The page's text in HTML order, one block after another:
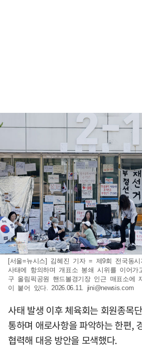
[서울=뉴시스] 김혜진 기자 = 제9회 전국동
사태에 항의하며 개표소 봉쇄 시위를 이어
구 올림픽공원 핸드볼경기장 인근 매표소에
이 붙어 있다. 2026.06.11. jini@newsis.com
사태 발생 이후 체육회는 회원종목
통하며 애로사항을 파악하는 한편,
협력해 대응 방안을 모색했다.